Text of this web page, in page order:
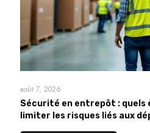
août 7, 2026
Sécurité en entrepôt : quels
limiter les risques liés aux